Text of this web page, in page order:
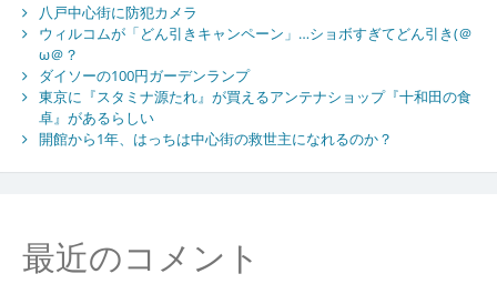
八戸中心街に防犯カメラ
ウィルコムが「どん引きキャンペーン」…ショボすぎてどん引き(＠
ω＠？
ダイソーの100円ガーデンランプ
東京に『スタミナ源たれ』が買えるアンテナショップ『十和田の食
卓』があるらしい
開館から1年、はっちは中心街の救世主になれるのか？
最近のコメント